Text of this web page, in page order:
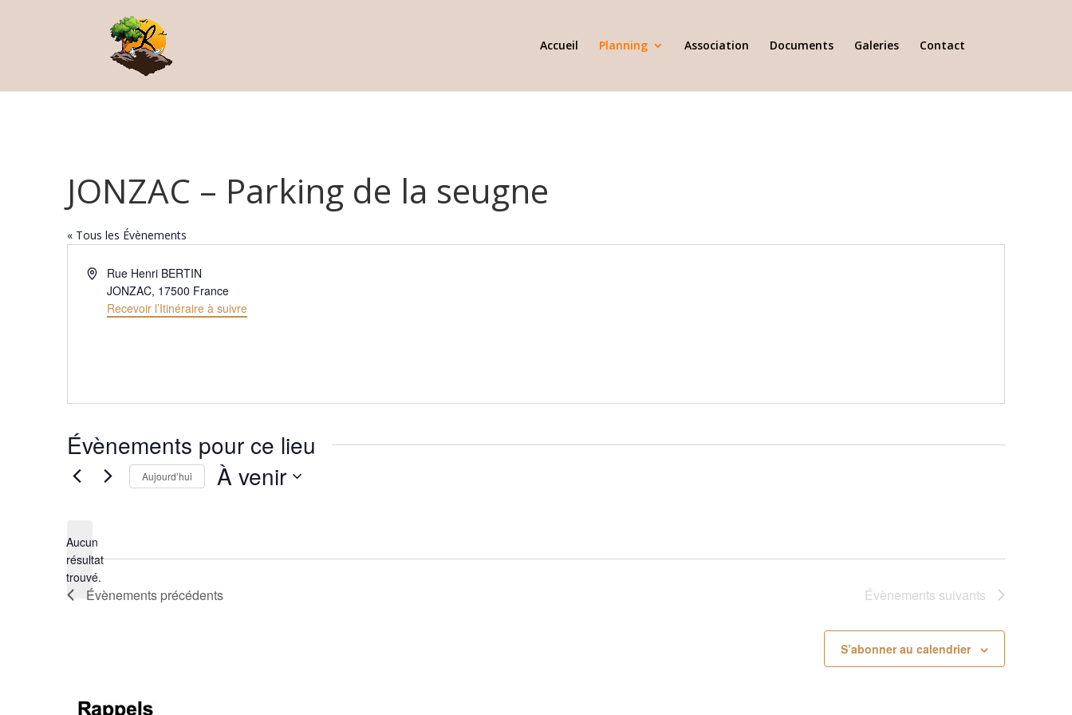
Accueil Planning Association Documents Galeries Contact
JONZAC – Parking de la seugne
« Tous les Évènements
AdresseRue Henri BERTIN
JONZAC, 17500 France
Recevoir l’Itinéraire à suivre
Évènements pour ce lieu
Notice
Aucun
résultat
trouvé.
Aujourd’hui À venir
Évènements précédents Évènements suivants
S’abonner au calendrier